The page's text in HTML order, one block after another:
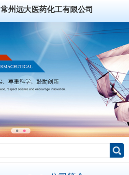
常州远大医药化工有限公司